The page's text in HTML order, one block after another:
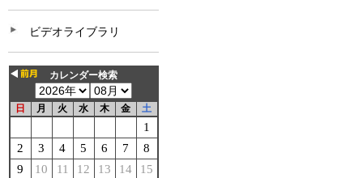
ビデオライブラリ
カレンダー検索
日 月 火 水 木 金 土
1
2
3 4 5 6 7
8
9
10 11 12 13 14
15